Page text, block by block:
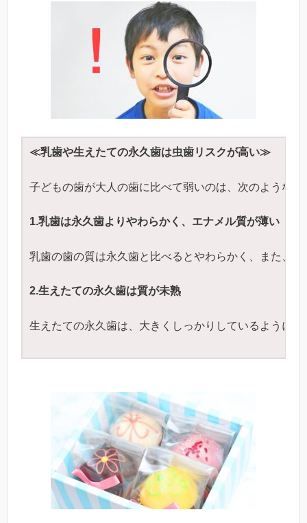
≪乳歯や生えたての永久歯は虫歯リスクが高い≫
子どもの歯が大人の歯に比べて弱いのは、次のような理
1.乳歯は永久歯よりやわらかく、エナメル質が薄い
乳歯の歯の質は永久歯と比べるとやわらかく、また、
2.生えたての永久歯は質が未熟
生えたての永久歯は、大きくしっかりしているように